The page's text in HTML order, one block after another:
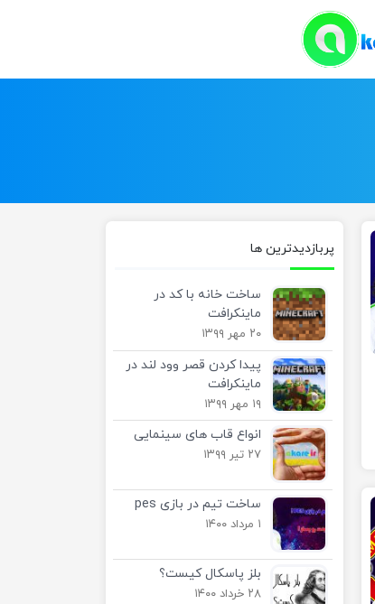
پربازدیدترین ها
ساخت خانه با کد در
ماینکرافت
۲۰ مهر ۱۳۹۹
پیدا کردن قصر وود لند در
ماینکرافت
۱۹ مهر ۱۳۹۹
انواع قاب های سینمایی
۲۷ تیر ۱۳۹۹
ساخت تیم در بازی pes
۱ مرداد ۱۴۰۰
بلز پاسکال کیست؟
۲۸ خرداد ۱۴۰۰